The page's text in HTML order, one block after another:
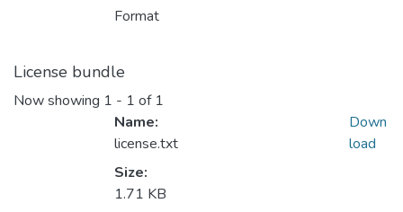
Format
License bundle
Now showing 1 - 1 of 1
Name:
license.txt
Size:
1.71 KB
Down
load